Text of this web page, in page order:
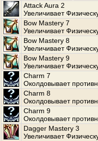
Attack Aura 2
Увеличивает
Bow Mastery 7
Увеличивает
Bow Mastery 8
Увеличивает
Bow Mastery 9
Увеличивает
Charm 7
Околдовывает
Charm 8
Околдовывает
Charm 9
Околдовывает
Dagger Mastery 3
Увеличивает